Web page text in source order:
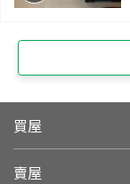
買屋
賣屋